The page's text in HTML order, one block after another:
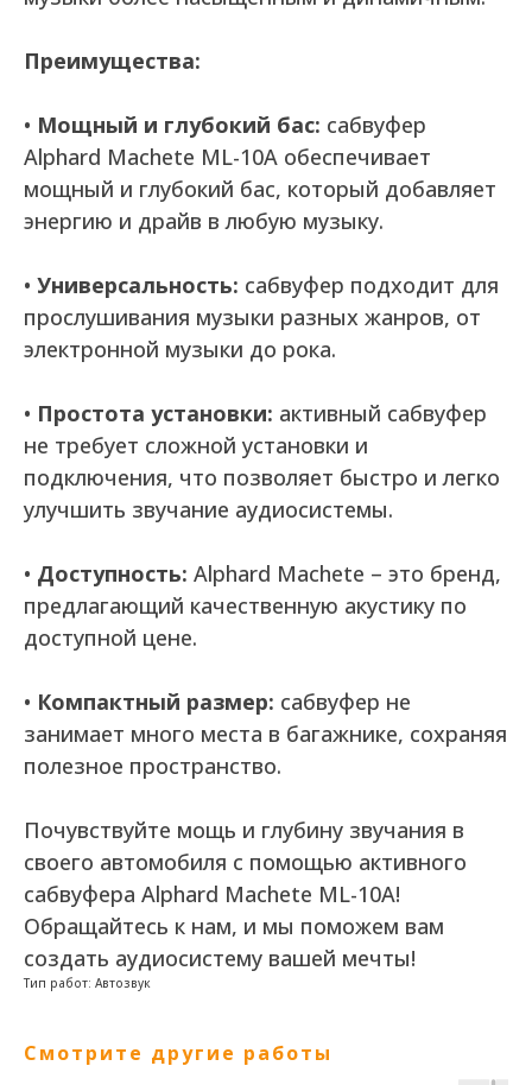
Преимущества:
• Мощный и глубокий бас: сабвуфер
Alphard Machete ML-10A обеспечивает
мощный и глубокий бас, который добавляет
энергию и драйв в любую музыку.
• Универсальность: сабвуфер подходит для
прослушивания музыки разных жанров, от
электронной музыки до рока.
• Простота установки: активный сабвуфер
не требует сложной установки и
подключения, что позволяет быстро и легко
улучшить звучание аудиосистемы.
• Доступность: Alphard Machete – это бренд,
предлагающий качественную акустику по
доступной цене.
• Компактный размер: сабвуфер не
занимает много места в багажнике, сохраняя
полезное пространство.
Почувствуйте мощь и глубину звучания в
своего автомобиля с помощью активного
сабвуфера Alphard Machete ML-10A!
Обращайтесь к нам, и мы поможем вам
создать аудиосистему вашей мечты!
Тип работ: Автозвук
Смотрите другие работы